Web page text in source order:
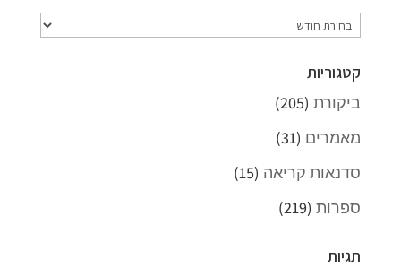
ארכיונים
קטגוריות
ביקורת(205)
מאמרים (31)
סדנאות קריאה (15)
ספרות(219)
תגיות